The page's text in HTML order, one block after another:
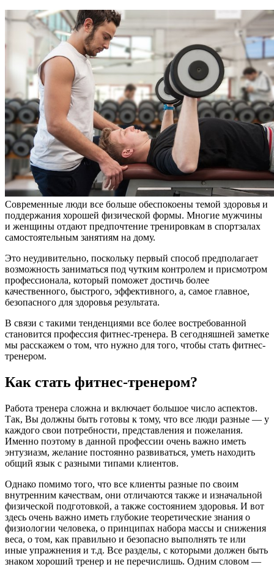
Современные люди все больше обеспокоены темой здоровья и
поддержания хорошей физической формы. Многие мужчины
и женщины отдают предпочтение тренировкам в спортзалах
самостоятельным занятиям на дому.
Это неудивительно, поскольку первый способ предполагает
возможность заниматься под чутким контролем и присмотром
профессионала, который поможет достичь более
качественного, быстрого, эффективного, а, самое главное,
безопасного для здоровья результата.
В связи с такими тенденциями все более востребованной
становится профессия фитнес-тренера. В сегодняшней заметке
мы расскажем о том, что нужно для того, чтобы стать фитнес-
тренером.
Как стать фитнес-тренером?
Работа тренера сложна и включает большое число аспектов.
Так, Вы должны быть готовы к тому, что все люди разные — у
каждого свои потребности, представления и пожелания.
Именно поэтому в данной профессии очень важно иметь
энтузиазм, желание постоянно развиваться, уметь находить
общий язык с разными типами клиентов.
Однако помимо того, что все клиенты разные по своим
внутренним качествам, они отличаются также и изначальной
физической подготовкой, а также состоянием здоровья. И вот
здесь очень важно иметь глубокие теоретические знания о
физиологии человека, о принципах набора массы и снижения
веса, о том, как правильно и безопасно выполнять те или
иные упражнения и т.д. Все разделы, с которыми должен быть
знаком хороший тренер и не перечислишь. Одним словом —